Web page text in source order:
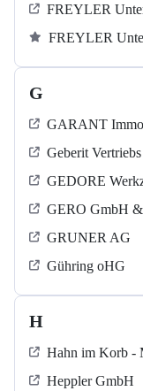
FREYLER
FREYLER
G
GARANT
Geberit
GEDORE
GERO GmbH
GRUNER AG
Gühring oHG
H
Hahn im Korb -
Heppler GmbH